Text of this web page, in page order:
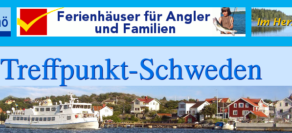
Treffpunkt-Schweden